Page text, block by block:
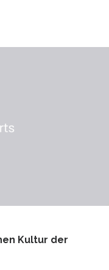
Kultur der